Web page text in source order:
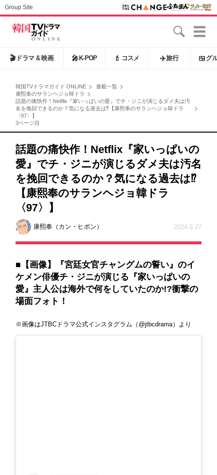
Group Site
🎬 ドラマ & 映画 🎤 K-POP 💄 コスメ ✈️旅行 🍱 グ
韓国TVドラマガイド ONLINE
連載一覧
康煕奉のサランヘジョ韓ドラ
話題の痛快作！Netflix『家いっぱいの愛』でチ・ジニが演じるダメ夫は汚
名を挽回できるのか？気になる過去は⁉【康熙奉のサランヘジョ韓ドラ
〈97〉】
3ページ目
話題の痛快作！Netflix『家いっぱいの
愛』でチ・ジニが演じるダメ夫は汚名
を挽回できるのか？気になる過去は⁉
【康熙奉のサランヘジョ韓ドラ
〈97〉】
康熙奉（カン・ヒボン） 2024.8.27
■【画像】『宮廷女官チャングムの誓い』のイ
ケメン俳優チ・ジニが演じる『家いっぱいの
愛』主人公は海外で何をしていたのか!?衝撃の
場面フォト！
※画像はJTBCドラマ公式インスタグラム（@jtbcdrama）より